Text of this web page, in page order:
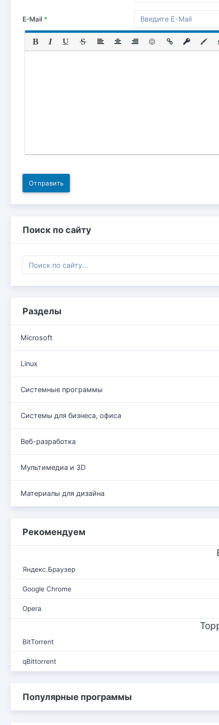
E-Mail *
Отправить
Поиск по сайту
Разделы
Microsoft
Linux
Системные программы
Системы для бизнеса, офиса
Веб-разработка
Мультимедиа и 3D
Материалы для дизайна
Рекомендуем
Яндекс.Браузер
Google Chrome
Opera
BitTorrent
qBittorrent
Популярные программы